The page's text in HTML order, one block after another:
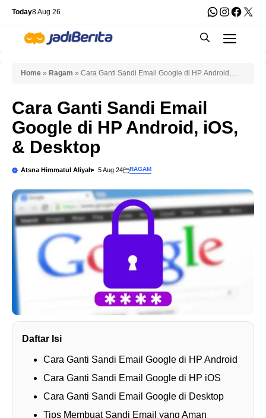
Skip
content
Today8 Aug 26 WhatsApp
X
Home » Ragam » Cara Ganti Sandi Email Google di HP Android,
Cara Ganti Sandi Email
Google di HP Android, iOS,
& Desktop
Atsna Himmatul Aliyah 5 Aug 24 RAGAM
Daftar Isi
Cara Ganti Sandi Email Google di HP Android
Cara Ganti Sandi Email Google di HP iOS
Cara Ganti Sandi Email Google di Desktop
Tips Membuat Sandi Email yang Aman